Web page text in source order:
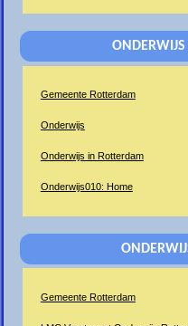
Gemeente Rotterdam
Onderwijs
Onderwijs in Rotterdam
Onderwijs010: Home
Gemeente Rotterdam